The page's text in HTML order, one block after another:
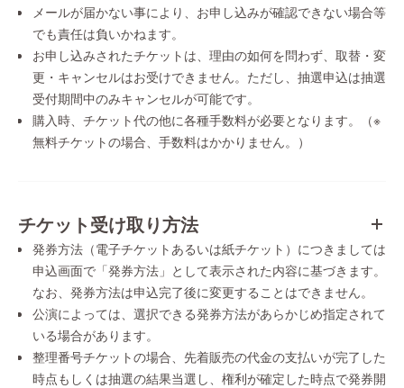
メールが届かない事により、お申し込みが確認できない場合等
でも責任は負いかねます。
お申し込みされたチケットは、理由の如何を問わず、取替・変
更・キャンセルはお受けできません。ただし、抽選申込は抽選
受付期間中のみキャンセルが可能です。
購入時、チケット代の他に各種手数料が必要となります。（※
無料チケットの場合、手数料はかかりません。）
チケット受け取り方法
発券方法（電子チケットあるいは紙チケット）につきましては
申込画面で「発券方法」として表示された内容に基づきます。
なお、発券方法は申込完了後に変更することはできません。
公演によっては、選択できる発券方法があらかじめ指定されて
いる場合があります。
整理番号チケットの場合、先着販売の代金の支払いが完了した
時点もしくは抽選の結果当選し、権利が確定した時点で発券開